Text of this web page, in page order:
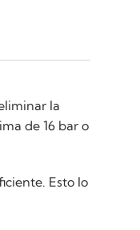
la
de 16 bar o
Esto lo